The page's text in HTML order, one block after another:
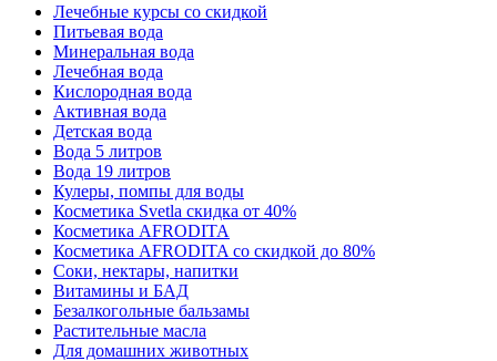
Лечебные курсы со скидкой
Питьевая вода
Минеральная вода
Лечебная вода
Кислородная вода
Активная вода
Детская вода
Вода 5 литров
Вода 19 литров
Кулеры, помпы для воды
Косметика Svetla скидка от 40%
Косметика AFRODITA
Косметика AFRODITA со скидкой до 80%
Соки, нектары, напитки
Витамины и БАД
Безалкогольные бальзамы
Растительные масла
Для домашних животных